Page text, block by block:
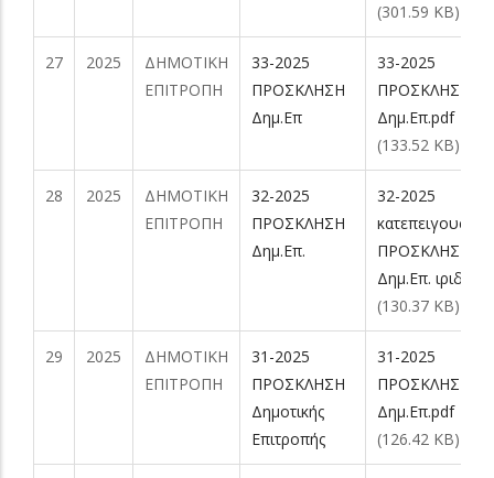
(301.59 KB)
27 2025
ΔΗΜΟΤΙΚΗ
ΕΠΙΤΡΟΠΗ
33-2025
ΠΡΟΣΚΛΗΣΗ
Δημ.Επ
33-2025
ΠΡΟΣΚΛΗΣΗ
Δημ.Επ.pdf
(133.52 KB)
28 2025
ΔΗΜΟΤΙΚΗ
ΕΠΙΤΡΟΠΗ
32-2025
ΠΡΟΣΚΛΗΣΗ
Δημ.Επ.
32-2025
κατεπειγουσα
ΠΡΟΣΚΛΗΣΗ
Δημ.Επ.
(130.37 KB)
29 2025
ΔΗΜΟΤΙΚΗ
ΕΠΙΤΡΟΠΗ
31-2025
ΠΡΟΣΚΛΗΣΗ
Δημoτικής
Επιτροπής
31-2025
ΠΡΟΣΚΛΗΣΗ
Δημ.Επ.pdf
(126.42 KB)